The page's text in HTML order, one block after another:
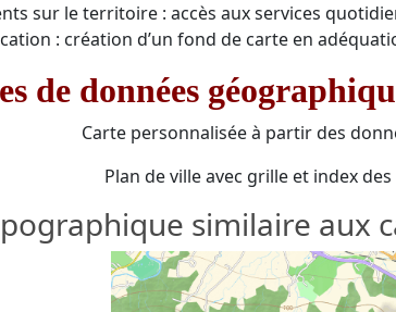
sur le territoire : accès aux services
: création d’un fond de carte en
de données
Carte personnalisée à partir des
Plan de ville avec grille et index
similaire aux